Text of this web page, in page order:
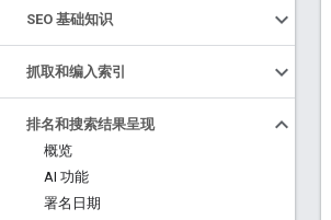
SEO 基础知识
抓取和编入索引
排名和搜索结果呈现
概览
AI 功能
署名日期